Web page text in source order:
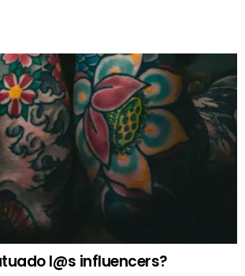
l@s influencers?